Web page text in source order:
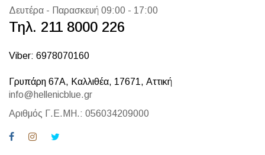
Δευτέρα - Παρασκευή 09:00 - 17:00
Τηλ. 211 8000 226
Viber: 6978070160
Γρυπάρη 67Α, Καλλιθέα, 17671, Αττική
info@hellenicblue.gr
Αριθμός Γ.Ε.ΜΗ.: 056034209000